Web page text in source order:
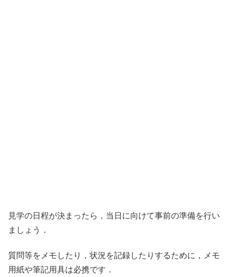
見学の日程が決まったら，当日に向けて事前の準備を行い
ましょう．
質問等をメモしたり，状況を記録したりするために，メモ
用紙や筆記用具は必携です．